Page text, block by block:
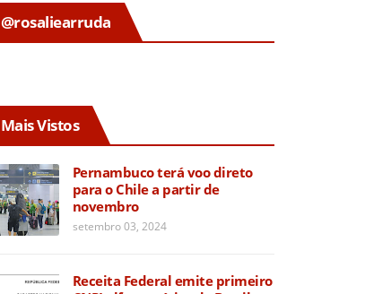
@rosaliearruda
Mais Vistos
Pernambuco terá voo direto
para o Chile a partir de
novembro
setembro 03, 2024
Receita Federal emite primeiro